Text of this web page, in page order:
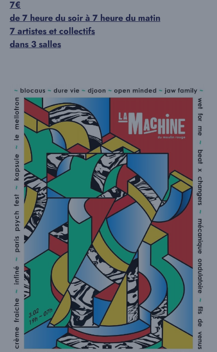
7€
de 7 heure du soir à 7 heure du matin
7 artistes et collectifs
dans 3 salles